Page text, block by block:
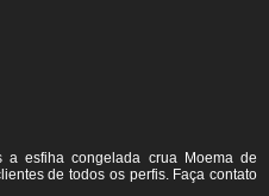
esfiha congelada crua Moema de
de todos os perfis. Faça contato